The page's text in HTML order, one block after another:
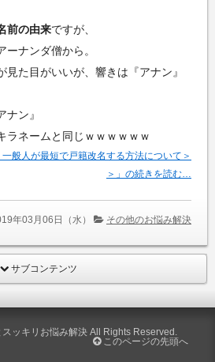
前の由来ですが、
ナンダ僧から。
見た目がいいが、響きは『アナン』
ナン』
ラネームと同じｗｗｗｗｗｗ
一般人が最短で戸籍改名する方法について＞
＞」の続きを読む…
年03月06日（水） その他のお悩み解決
サブコンテンツ
スッキリお悩み解決 All Rights Reserved.
このページの先頭へ